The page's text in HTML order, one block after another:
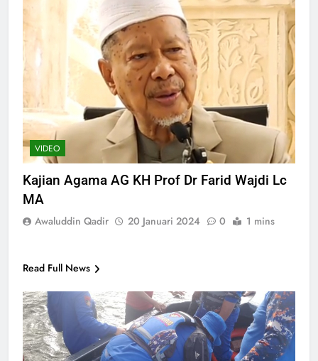
VIDEO
Kajian Agama AG KH Prof Dr Farid Wajdi Lc
MA
Awaluddin Qadir 20 Januari 2024 0 1 mins
Read Full News